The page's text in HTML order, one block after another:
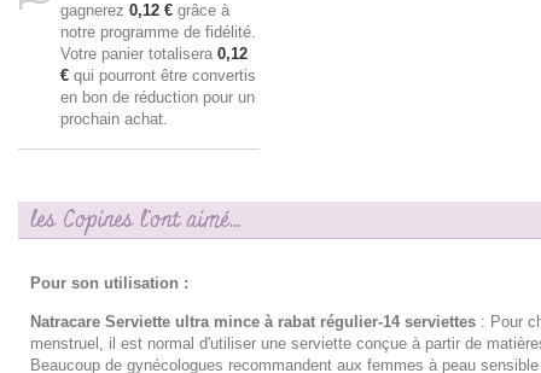
gagnerez 0,12 € grâce à
notre programme de fidélité.
Votre panier totalisera 0,12
€ qui pourront être convertis
en bon de réduction pour un
prochain achat.
les Copines l'ont aimé...
Pour son utilisation :
Natracare Serviette ultra mince à rabat régulier-14 serviettes : Pour
menstruel, il est normal d'utiliser une serviette conçue à partir de
Beaucoup de gynécologues recommandent aux femmes à peau